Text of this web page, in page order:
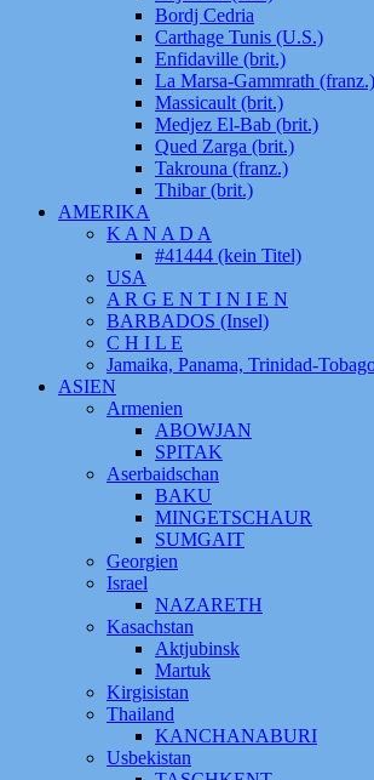
Bordj Cedria
Carthage Tunis (U.S.)
Enfidaville (brit.)
La Marsa-Gammrath (franz.)
Massicault (brit.)
Medjez El-Bab (brit.)
Qued Zarga (brit.)
Takrouna (franz.)
Thibar (brit.)
AMERIKA
K A N A D A
#41444 (kein Titel)
USA
A R G E N T I N I E N
BARBADOS (Insel)
C H I L E
Jamaika, Panama, Trinidad-
ASIEN
Armenien
ABOWJAN
SPITAK
Aserbaidschan
BAKU
MINGETSCHAUR
SUMGAIT
Georgien
Israel
NAZARETH
Kasachstan
Aktjubinsk
Martuk
Kirgisistan
Thailand
KANCHANABURI
Usbekistan